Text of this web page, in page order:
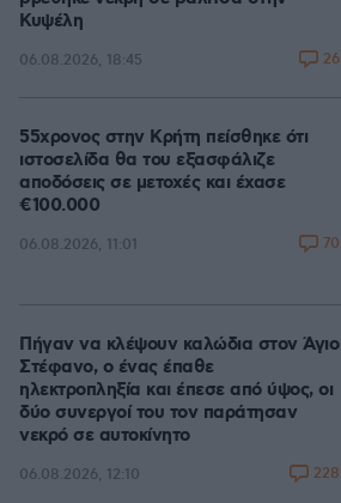
Κυψέλη
06.08.2026, 18:45 26
55χρονος στην Κρήτη πείσθηκε ότι
ιστοσελίδα θα του εξασφάλιζε
αποδόσεις σε μετοχές και έχασε
€100.000
06.08.2026, 11:01 70
Πήγαν να κλέψουν καλώδια στον Άγιο
Στέφανο, ο ένας έπαθε
ηλεκτροπληξία και έπεσε από ύψος, οι
δύο συνεργοί του τον παράτησαν
νεκρό σε αυτοκίνητο
06.08.2026, 12:10 228